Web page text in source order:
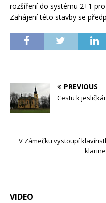
rozšíření do systému 2+1
Zahájení této stavby se
PREVIOUS
Cestu k
V Zámečku vystoupí
VIDEO